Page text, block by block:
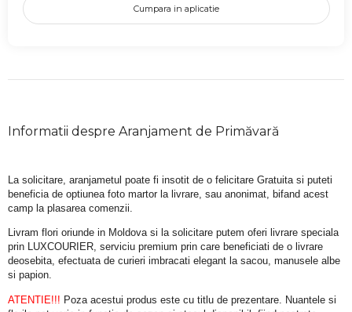
Cumpara in aplicatie
Informatii despre Aranjament de Primăvară
La solicitare, aranjametul poate fi insotit de o felicitare Gratuita si puteti
beneficia de optiunea foto martor la livrare, sau anonimat, bifand acest
camp la plasarea comenzii.
Livram flori oriunde in Moldova si la solicitare putem oferi livrare speciala
prin LUXCOURIER, serviciu premium prin care beneficiati de o livrare
deosebita, efectuata de curieri imbracati elegant la sacou, manusele albe
si papion.
ATENTIE!!! Poza acestui produs este cu titlu de prezentare. Nuantele si